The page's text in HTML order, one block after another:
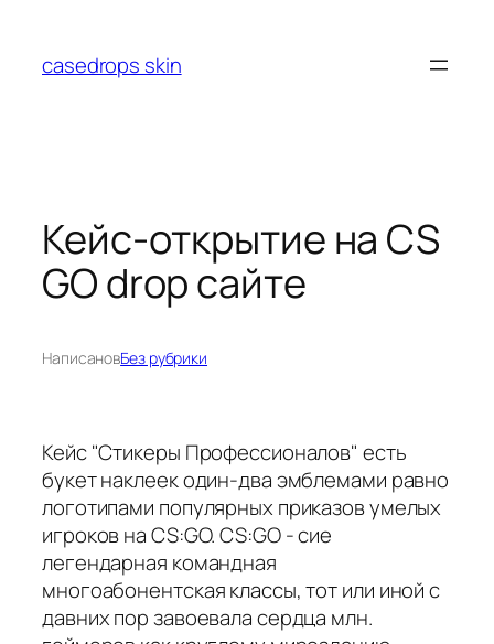
содержимому
casedrops skin
Кейс-открытие на CS
GO drop сайте
НаписановБез рубрики
Кейс "Стикеры Профессионалов" есть
букет наклеек один-два эмблемами равно
логотипами популярных приказов умелых
игроков на CS:GO. CS:GO - сие
легендарная командная
многоабонентская классы, тот или иной с
давних пор завоевала сердца млн.